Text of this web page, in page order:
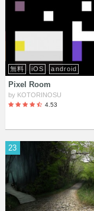
無料 iOS android
Pixel Room
by KOTORINOSU
4.53
23